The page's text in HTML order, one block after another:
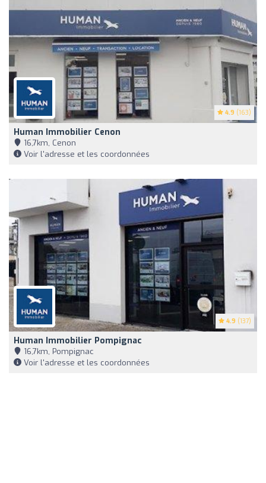
4.9 (163)
Human Immobilier Cenon
16,7km, Cenon
Voir l'adresse et les coordonnées
4.9 (137)
Human Immobilier Pompignac
16,7km, Pompignac
Voir l'adresse et les coordonnées